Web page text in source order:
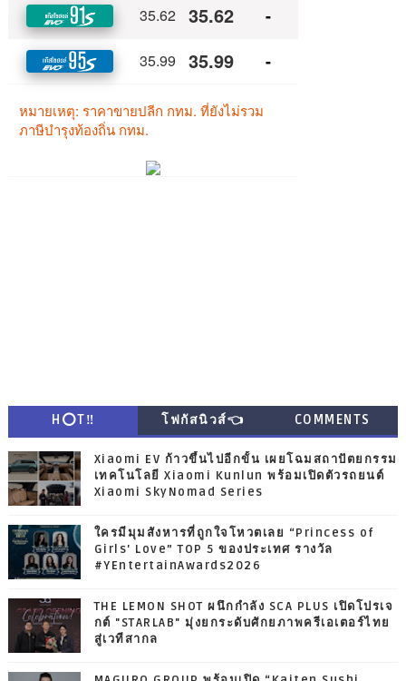
H⭕T‼ โฟกัสนิวส์👈 COMMENTS
Xiaomi EV ก้าวขึ้นไปอีกขั้น เผยโฉมสถาปัตยกรรม
เทคโนโลยี Xiaomi Kunlun พร้อมเปิดตัวรถยนต์
Xiaomi SkyNomad Series
ใครมีมุมสังหารที่ถูกใจโหวตเลย “Princess of
Girls' Love” TOP 5 ของประเทศ รางวัล
#YEntertainAwards2026
THE LEMON SHOT ผนึกกำลัง SCA PLUS เปิดโปรเจ
กต์ "STARLAB" มุ่งยกระดับศักยภาพครีเอเตอร์ไทย
สู่เวทีสากล